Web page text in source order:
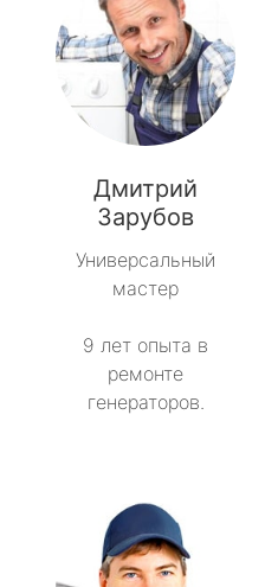
Дмитрий
Зарубов
Универсальный
мастер
9 лет опыта в
ремонте
генераторов.